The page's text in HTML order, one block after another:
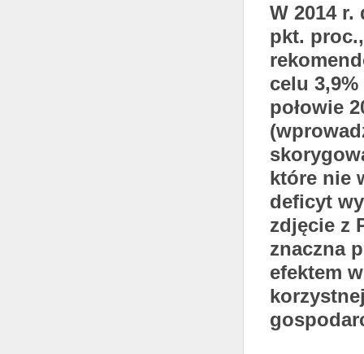
W 2014
pkt.
celu
połowie
które nie
deficyt
zdjęcie z
znaczna
efektem